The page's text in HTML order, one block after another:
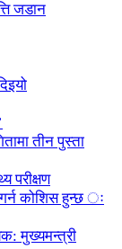
जडान
तीन पुस्ता
परीक्षण
गर्न कोशिस हुन्छ ः
मुख्यमन्त्री